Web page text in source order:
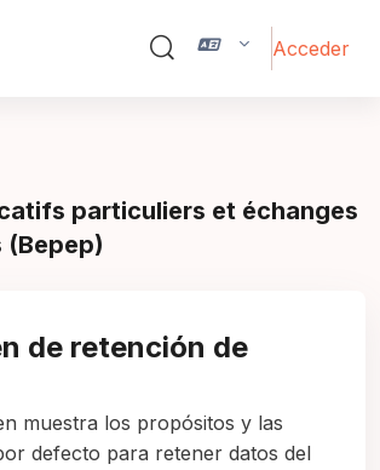
Selector de búsqueda de
Acceder
particuliers et échanges
(Bepep)
de retención de
muestra los propósitos y las
defecto para retener datos del